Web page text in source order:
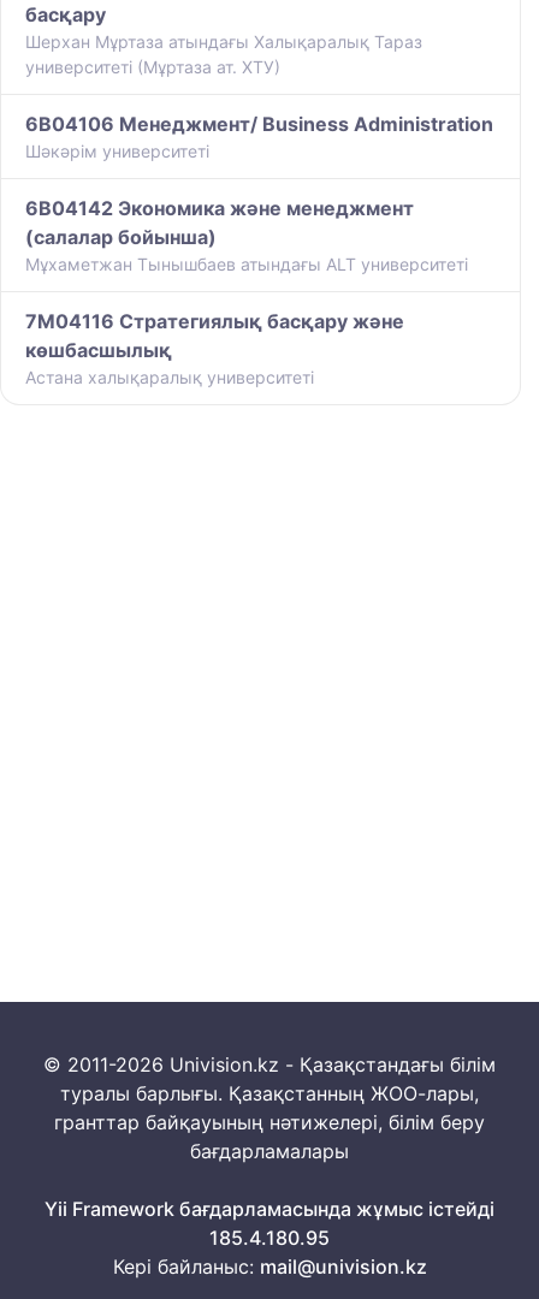
басқару
Шерхан Мұртаза атындағы Халықаралық Тараз
университеті (Мұртаза ат. ХТУ)
6B04106 Менеджмент/ Business Administration
Шәкәрім университеті
6B04142 Экономика және менеджмент
(салалар бойынша)
Мұхаметжан Тынышбаев атындағы ALT университеті
7M04116 Стратегиялық басқару және
көшбасшылық
Астана халықаралық университеті
© 2011-2026 Univision.kz - Қазақстандағы білім
туралы барлығы. Қазақстанның ЖОО-лары,
гранттар байқауының нәтижелері, білім беру
бағдарламалары
Yii Framework бағдарламасында жұмыс істейді
185.4.180.95
Кері байланыс: mail@univision.kz